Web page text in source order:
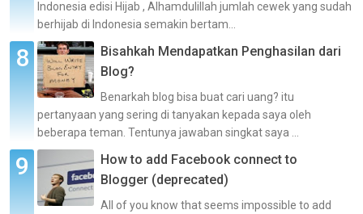
Indonesia edisi Hijab , Alhamdulillah jumlah cewek yang sudah
berhijab di Indonesia semakin bertam...
Bisahkah Mendapatkan Penghasilan dari
Blog?
Benarkah blog bisa buat cari uang? itu
pertanyaan yang sering di tanyakan kepada saya oleh
beberapa teman. Tentunya jawaban singkat saya ...
How to add Facebook connect to
Blogger (deprecated)
All of you know that seems impossible to add